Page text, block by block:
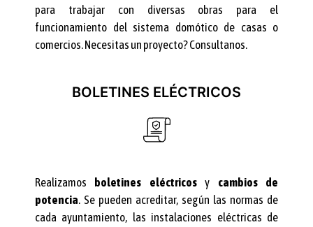
para trabajar con diversas obras para el
funcionamiento del sistema domótico de casas o
comercios. Necesitas un proyecto? Consultanos.
BOLETINES ELÉCTRICOS
Realizamos boletines eléctricosy cambios de
potencia. Se pueden acreditar, según las normas de
cada ayuntamiento, las instalaciones eléctricas de